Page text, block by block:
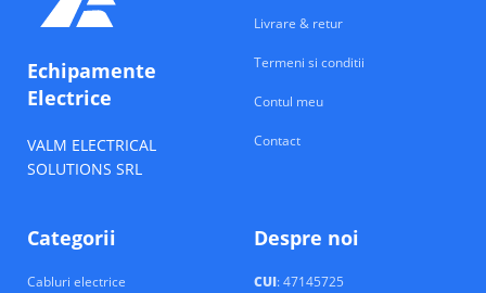
Echipamente
Electrice
VALM ELECTRICAL
SOLUTIONS SRL
Livrare & retur
Termeni si conditii
Contul meu
Contact
Categorii
Cabluri electrice
Despre noi
CUI: 47145725